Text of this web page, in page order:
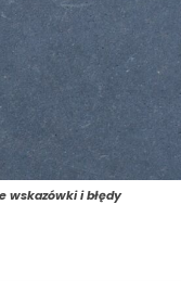
wskazówki i błędy